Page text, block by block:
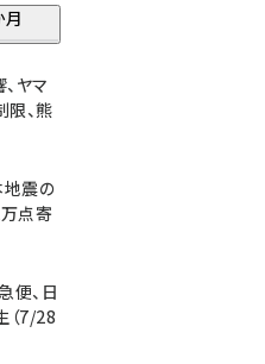
月
ヤマ
限、熊
地震の
点寄
便、日
（7/28